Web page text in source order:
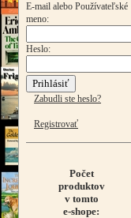
E-mail alebo Používateľské
meno:
Heslo:
Zabudli ste heslo?
Registrovať
Počet
produktov
v tomto
e-shope: